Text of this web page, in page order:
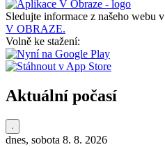
Sledujte informace z našeho webu v
V OBRAZE.
Volně ke stažení:
Aktuální počasí
dnes, sobota 8. 8. 2026